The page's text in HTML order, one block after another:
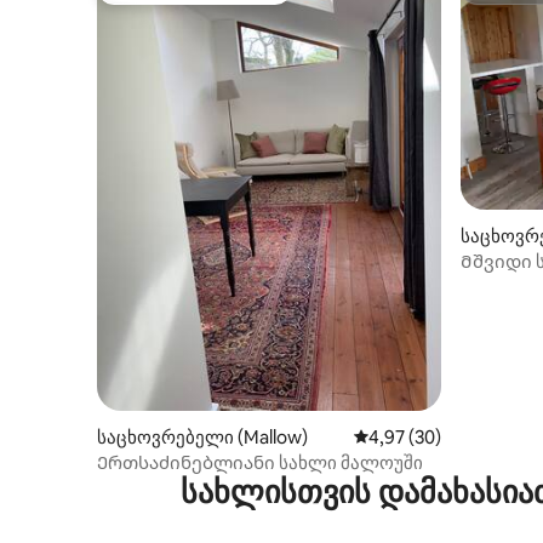
საცხოვრებელი (Mallow) საშუალო შეფასებაა
4,97 (30)
Ერთსაძინებლიანი სახლი მალოუში
Მშვიდი
სახლისთვის